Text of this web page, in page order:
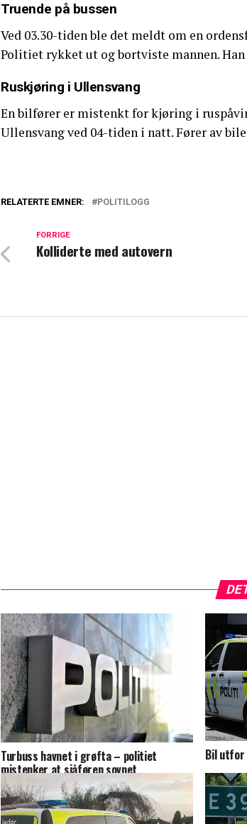
Truende på bussen
Ved 03.30-tiden ble det meldt om en
Politiet rykket ut og bortviste mannen. Han
Ruskjøring i Ullensvang
En bilfører er mistenkt for kjøring i
Ullensvang ved 04-tiden i natt. Fører av
RELATERTE EMNER: POLITILOGG
FORRIGE
Kolliderte med autovern
Turbuss havnet i grøfta – politiet
mistenker at sjåføren sovnet
Bil utfor